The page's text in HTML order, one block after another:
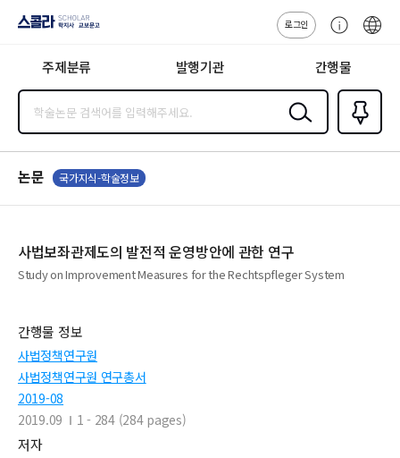
지사·교보문고
로그인
센
주제분류 발행기관 간행물
검색
즐겨찾
기0
논문 국가지식-학술정보
사법보좌관제도의 발전적 운영방안에 관한 연구
Study on Improvement Measures for the Rechtspfleger System
간행물 정보
사법정책연구원
사법정책연구원 연구총서
2019-08
2019.09
1 - 284 (284 pages)
저자